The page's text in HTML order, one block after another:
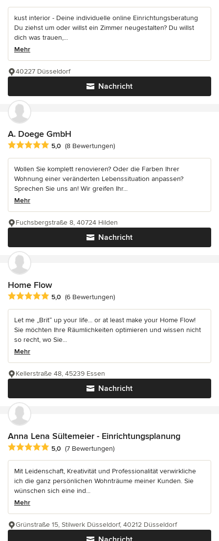
kust interior - Deine individuelle online Einrichtungsberatung
Du ziehst um oder willst ein Zimmer neugestalten? Du willst
dich was trauen,...
Mehr
Nachricht
40227 Düsseldorf
A. Doege GmbH
Durchschnittliche Bewertung: 5 von 5 Sternen
5,0 (8 Bewertungen)
Wollen Sie komplett renovieren? Oder die Farben Ihrer
Wohnung einer veränderten Lebenssituation anpassen?
Sprechen Sie uns an! Wir greifen Ihr...
Mehr
Nachricht
Fuchsbergstraße 8, 40724 Hilden
Home Flow
Durchschnittliche Bewertung: 5 von 5 Sternen
5,0 (6 Bewertungen)
Let me „Brit“ up your life... or at least make your Home Flow!
Sie möchten Ihre Räumlichkeiten optimieren und wissen nicht
so recht, wo Sie...
Mehr
Nachricht
Kellerstraße 48, 45239 Essen
Anna Lena Sültemeier - Einrichtungsplanung
Durchschnittliche Bewertung: 5 von 5 Sternen
5,0 (7 Bewertungen)
Mit Leidenschaft, Kreativität und Professionalität verwirkliche
ich die ganz persönlichen Wohnträume meiner Kunden. Sie
wünschen sich eine ind...
Mehr
Grünstraße 15, Stilwerk Düsseldorf, 40212 Düsseldorf